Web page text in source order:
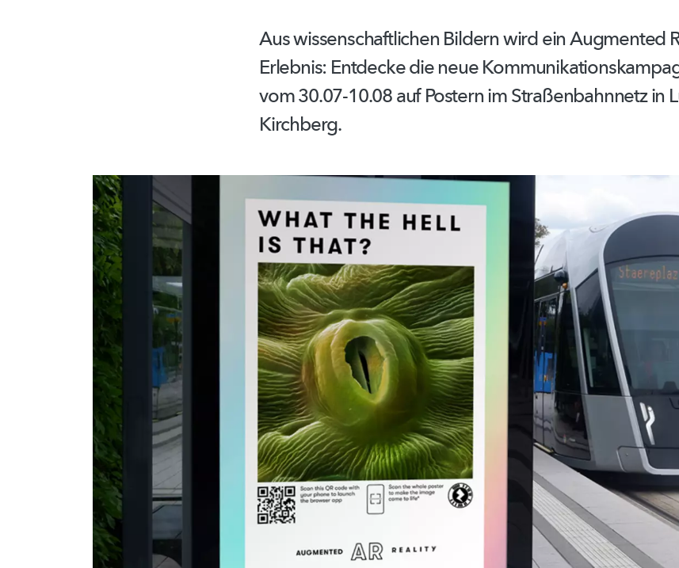
Auswissenschaftlichen Bildern wird ein Augmented
Erlebnis: Entdecke die neue
vom 30.07-10.08 auf Postern imStraßenbahnnetzin
Kirchberg.